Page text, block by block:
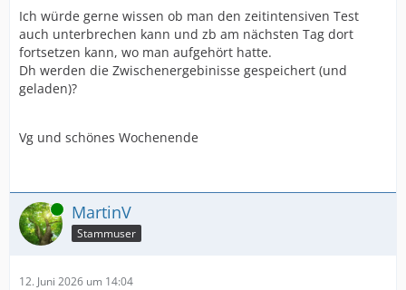
Ich würde gerne wissen ob man den zeitintensiven Test
auch unterbrechen kann und zb am nächsten Tag dort
fortsetzen kann, wo man aufgehört hatte.
Dh werden die Zwischenergebinisse gespeichert (und
geladen)?
Vg und schönes Wochenende
Online MartinV
Stammuser
12. Juni 2026 um 14:04